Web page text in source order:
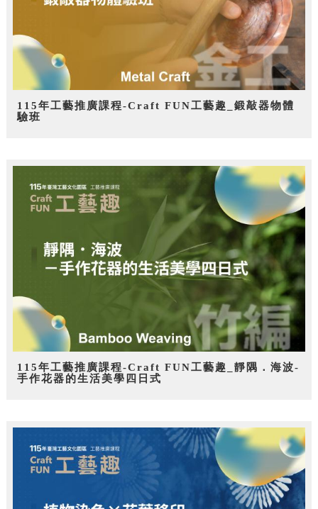
115年工藝推廣課程-Craft FUN工藝趣_鍛敲器物體
驗班
115年工藝推廣課程-Craft FUN工藝趣_靜隅．海波-
手作花器的生活美學四日式